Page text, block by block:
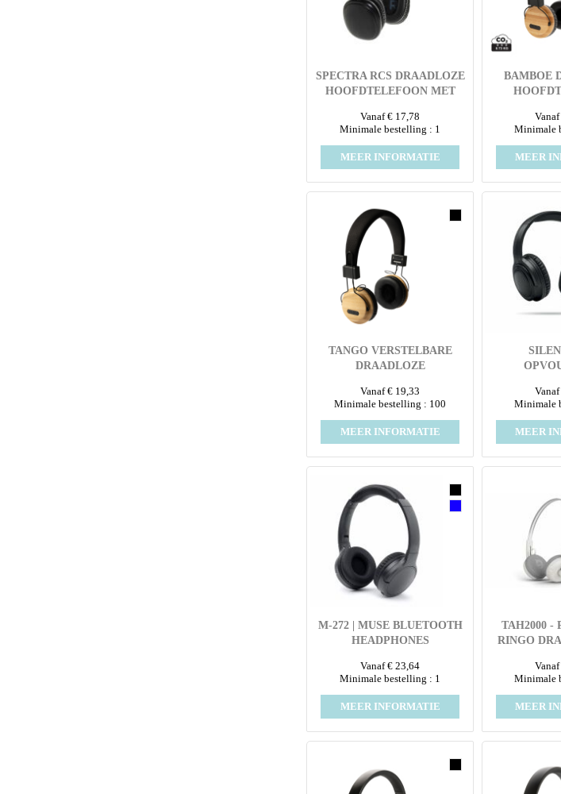
SPECTRA RCS DRAADLOZE
HOOFDTELEFOON MET
Vanaf € 17,78
Minimale bestelling : 1
MEER INFORMATIE
BAMBOE
Minimale
MEER
TANGO VERSTELBARE
DRAADLOZE
Vanaf € 19,33
Minimale bestelling : 100
MEER INFORMATIE
Minimale
MEER
M-272 | MUSE BLUETOOTH
HEADPHONES
Vanaf € 23,64
Minimale bestelling : 1
MEER INFORMATIE
TAH2000 -
RINGO
Minimale
MEER